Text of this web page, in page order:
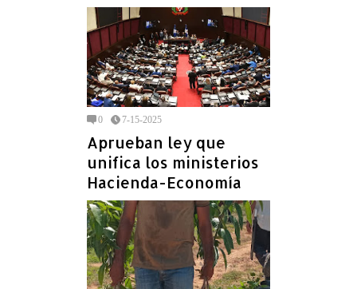
0 7-15-2025
Aprueban ley que
unifica los ministerios
Hacienda-Economía